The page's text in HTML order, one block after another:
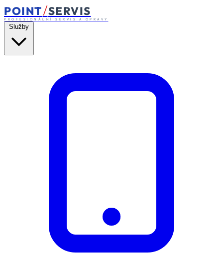
POINT/SERVIS
PROFESIONÁLNÍ SERVIS A OPRAVY
Služby